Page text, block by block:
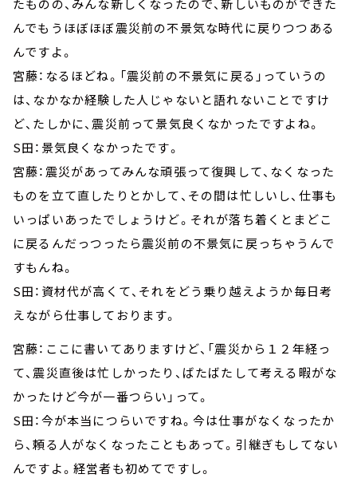
たものの、みんな新しくなったので、新しいものができた
んでもうほぼほぼ震災前の不景気な時代に戻りつつある
んですよ。
宮藤：なるほどね。「震災前の不景気に戻る」っていうの
は、なかなか経験した人じゃないと語れないことですけ
ど、たしかに、震災前って景気良くなかったですよね。
S田：景気良くなかったです。
宮藤：震災があってみんな頑張って復興して、なくなった
ものを立て直したりとかして、その間は忙しいし、仕事も
いっぱいあったでしょうけど。それが落ち着くとまどこ
に戻るんだっつったら震災前の不景気に戻っちゃうんで
すもんね。
S田：資材代が高くて、それをどう乗り越えようか毎日考
えながら仕事しております。
宮藤：ここに書いてありますけど、「震災から１２年経っ
て、震災直後は忙しかったり、ばたばたして考える暇がな
かったけど今が一番つらい」って。
S田：今が本当につらいですね。今は仕事がなくなったか
ら、頼る人がなくなったこともあって。引継ぎもしてない
んですよ。経営者も初めてですし。